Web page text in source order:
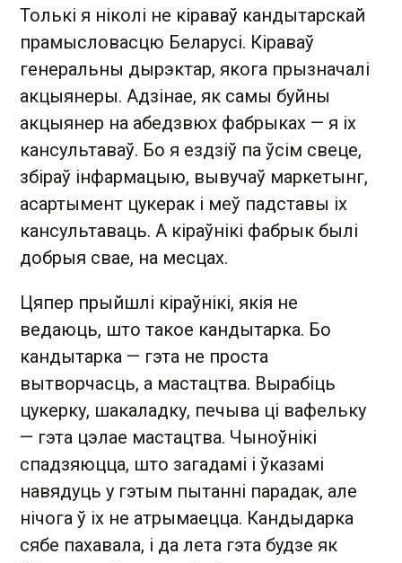
Толькі я ніколі не кіраваў кандытарскай
прамысловасцю Беларусі. Кіраваў
генеральны дырэктар, якога прызначалі
акцыянеры. Адзінае, як самы буйны
акцыянер на абедзвюх фабрыках — я іх
кансультаваў. Бо я ездзіў па ўсім свеце,
збіраў інфармацыю, вывучаў маркетынг,
асартымент цукерак і меў падставы іх
кансультаваць. А кіраўнікі фабрык былі
добрыя свае, на месцах.
Цяпер прыйшлі кіраўнікі, якія не
ведаюць, што такое кандытарка. Бо
кандытарка — гэта не проста
вытворчасць, а мастацтва. Вырабіць
цукерку, шакаладку, печыва ці вафельку
— гэта цэлае мастацтва. Чыноўнікі
спадзяюцца, што загадамі і ўказамі
навядуць у гэтым пытанні парадак, але
нічога ў іх не атрымаецца. Кандыдарка
сябе пахавала, і да лета гэта будзе як